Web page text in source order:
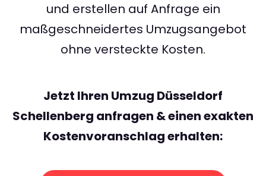
und erstellen auf Anfrage ein
maßgeschneidertes Umzugsangebot
ohne versteckte Kosten.
Jetzt Ihren Umzug Düsseldorf
Schellenberg anfragen & einen exakten
Kostenvoranschlag erhalten: